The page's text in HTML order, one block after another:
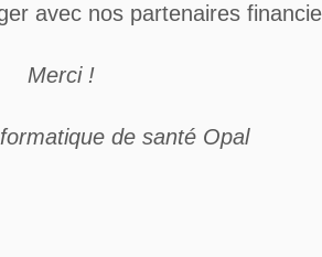
avec nos partenaires
Merci !
de santé Opal